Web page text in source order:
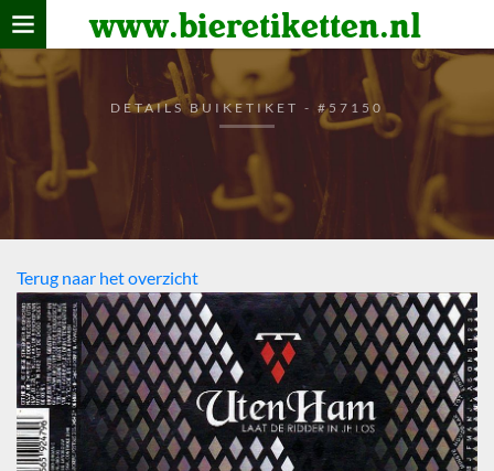
www.bieretiketten.nl
Home
verzamelen
De bierkaart
Bezoekers
DETAILS BUIKETIKET - #57150
Terug naar het overzicht